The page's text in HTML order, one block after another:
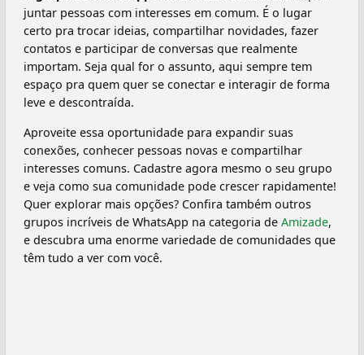
juntar pessoas com interesses em comum. É o lugar
certo pra trocar ideias, compartilhar novidades, fazer
contatos e participar de conversas que realmente
importam. Seja qual for o assunto, aqui sempre tem
espaço pra quem quer se conectar e interagir de forma
leve e descontraída.
Aproveite essa oportunidade para expandir suas
conexões, conhecer pessoas novas e compartilhar
interesses comuns. Cadastre agora mesmo o seu grupo
e veja como sua comunidade pode crescer rapidamente!
Quer explorar mais opções? Confira também outros
grupos incríveis de WhatsApp na categoria de Amizade,
e descubra uma enorme variedade de comunidades que
têm tudo a ver com você.